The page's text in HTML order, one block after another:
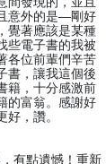
意外的是—剛好
覺著應該是某種
些電子書的我被
各位前輩們辛苦
書，讓我這個後
籍，十分感激前
的富翁。感謝好
，讚。
有點遺憾！重新